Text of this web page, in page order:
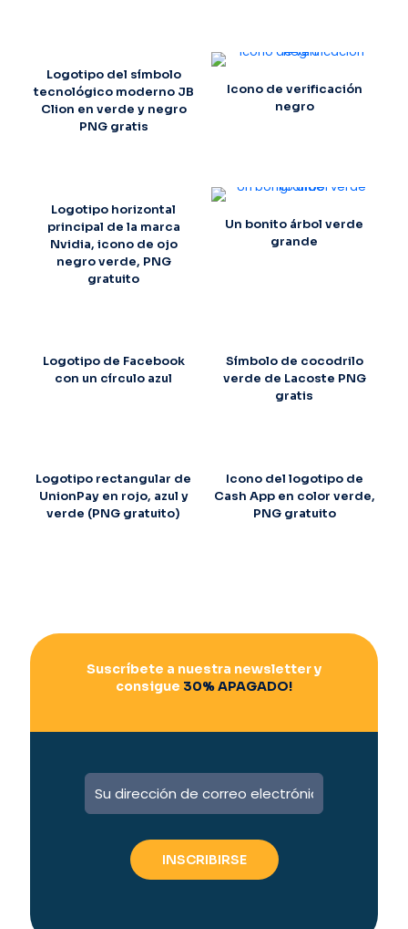
Logotipo del símbolo
tecnológico moderno JB
Clion en verde y negro
PNG gratis
Icono de verificación
negro
Logotipo horizontal
principal de la marca
Nvidia, icono de ojo
negro verde, PNG
gratuito
Un bonito árbol verde
grande
Logotipo de Facebook
con un círculo azul
Símbolo de cocodrilo
verde de Lacoste PNG
gratis
Logotipo rectangular de
UnionPay en rojo, azul y
verde (PNG gratuito)
Icono del logotipo de
Cash App en color verde,
PNG gratuito
Suscríbete a nuestra newsletter y
consigue 30% APAGADO!